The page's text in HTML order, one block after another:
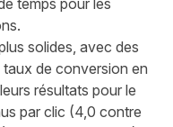
temps pour les
solides, avec des
de conversion en
résultats pour le
par clic (4,0 contre